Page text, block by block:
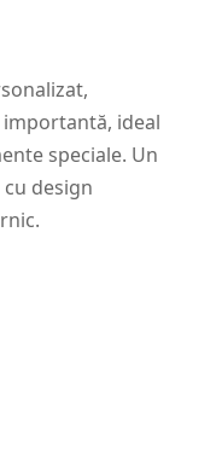
ideal
speciale. Un
design